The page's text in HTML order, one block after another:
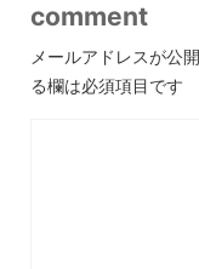
comment
メールアドレスが公
る欄は必須項目です